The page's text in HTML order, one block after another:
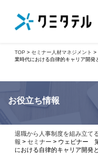
TOP >セミナー 人材マネジメント >
業時代における自律的キャリア開発
お役立ち情報
退職から人事制度を組み立て
報 >セミナー > ウェビナー
における自律的キャリア開発と